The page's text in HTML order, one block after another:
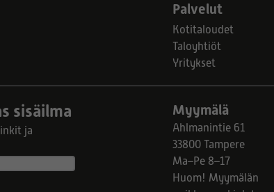
Palvelut
Kotitaloudet
Taloyhtiöt
Yritykset
sisäilma
ja
Myymälä
Ahlmanintie 61
33800 Tampere
Ma–Pe 8–17
Huom! Myymälän